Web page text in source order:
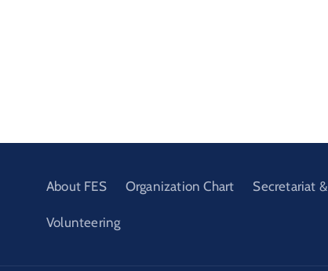
About FES Organization Chart Secretariat
Volunteering